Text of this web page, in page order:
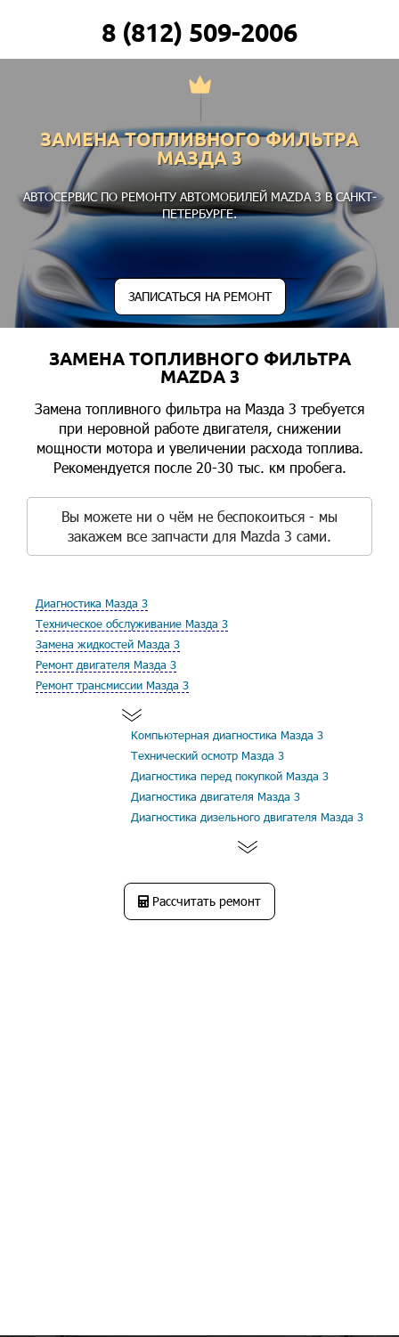
8 (812) 509-2006
ЗАМЕНА ТОПЛИВНОГО ФИЛЬТРА
МАЗДА 3
АВТОСЕРВИС ПО РЕМОНТУ АВТОМОБИЛЕЙ MAZDA 3 В САНКТ-
ПЕТЕРБУРГЕ.
ЗАПИСАТЬСЯ НА РЕМОНТ
ЗАМЕНА ТОПЛИВНОГО ФИЛЬТРА
MAZDA 3
Замена топливного фильтра на Мазда 3 требуется
при неровной работе двигателя, снижении
мощности мотора и увеличении расхода топлива.
Рекомендуется после 20-30 тыс. км пробега.
Вы можете ни о чём не беспокоиться - мы
закажем все запчасти для Mazda 3 сами.
Диагностика Мазда 3
Техническое обслуживание Мазда 3
Замена жидкостей Мазда 3
Ремонт двигателя Мазда 3
Ремонт трансмиссии Мазда 3
Компьютерная диагностика Мазда 3
Технический осмотр Мазда 3
Диагностика перед покупкой Мазда 3
Диагностика двигателя Мазда 3
Диагностика дизельного двигателя Мазда 3
Рассчитать ремонт